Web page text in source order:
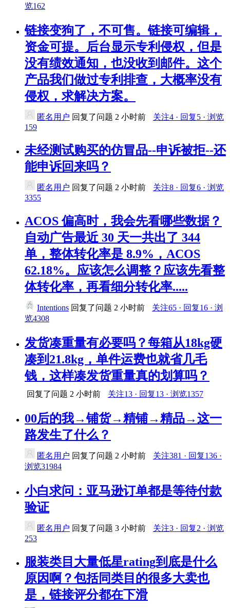
览162
链接变狗了，不可售。链接可编辑，
资金可提。后台显示专利侵权，但是
没有绩效通知，也没收到邮件。这个
产品我们做过专利排查，大概率没有
侵权，求解决方案。
匿名用户 回复了问题 2 小时前
关注4 · 回复5 · 浏览
159
未经测试购买的仿冒品--申诉被拒--还
能申诉回来吗？
匿名用户 回复了问题 2 小时前
关注8 · 回复6 · 浏览
3355
ACOS 偏高时，我会先看哪些数据？
自动广告最近 30 天一共出了 344
单，整体转化率是 8.9%，ACOS
62.18%。应该怎么调整？应该先看整
体转化率，再看细分转化率.....
Intentions 回复了问题 2 小时前
关注65 · 回复16 · 浏
览4308
发货凑重量有必要吗？每箱从18kg硬
凑到21.8kg，单件运费也就省几毛
钱，这样凑发货重量真的划算吗？
回复了问题 2 小时前 关注13 · 回复13 · 浏览1357
00后的我→铺货→精铺→精品→这一
路发生了什么？
匿名用户 回复了问题 2 小时前
关注381 · 回复136 ·
浏览31984
小白求问：亚马逊订单都是等待付款
验证
匿名用户 回复了问题 3 小时前
关注3 · 回复2 · 浏览
253
服装类目大量低星rating到底是什么
原因啊？包括同类目的很多大卖也
是，链接评分都在下滑